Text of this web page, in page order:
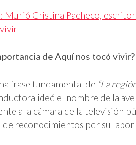
Murió Cristina Pacheco,
de Aquí nos tocó vivir?
frase fundamental de “La
ideó el nombre de la
a la cámara de la televisión
reconocimientos por su labor